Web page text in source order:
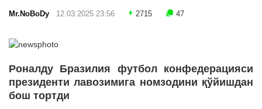
Mr.NoBoDy 12.03.2025 23:56 2715 47
Роналду Бразилия футбол конфедерацияси
президенти лавозимига номзодини қўйишдан
бош тортди